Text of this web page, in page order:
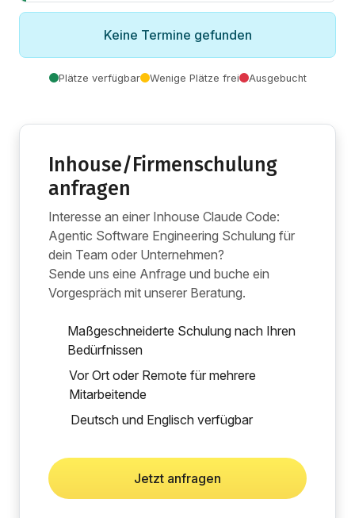
Keine Termine gefunden
Plätze verfügbar Wenige Plätze frei Ausgebucht
Inhouse/Firmenschulung
anfragen
Interesse an einer Inhouse Claude Code:
Agentic Software Engineering Schulung für
dein Team oder Unternehmen?
Sende uns eine Anfrage und buche ein
Vorgespräch mit unserer Beratung.
Maßgeschneiderte Schulung nach Ihren
Bedürfnissen
Vor Ort oder Remote für mehrere
Mitarbeitende
Deutsch und Englisch verfügbar
Jetzt anfragen